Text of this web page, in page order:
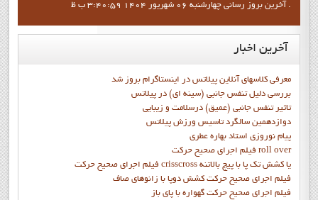
آخرين بروز رساني چهارشنبه 06 شهریور 1404 3:40:59 ب ظ .
آخرین اخبار
معرفی کلاسهای آنلاین پیلاتس در اینستاگرام بروز شد
بررسی دلیل تنفس جانبی (سینه ای) در پیلاتس
تاثیر تنفس جانبی (عمیق) درسلامت و زیبایی
دوازدهمين سالگرد تاسيس ورزش پيلاتس
پيام نوروزي استاد بهاره عطري
فيلم اجراي صحيح حرکت roll over
فيلم اجراي صحيح حركت crisscross يا كشش تك پا با پيچ بالاتنه
فيلم اجراي صحيح حرکت كشش دوپا با زانوهاي صاف
فيلم اجراي صحيح حرکت گهواره با پاي باز